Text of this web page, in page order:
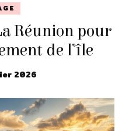
Réunion pour
de l’île
2026